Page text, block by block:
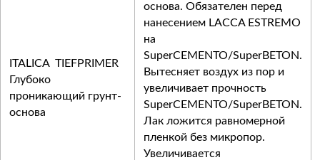
ITALICA TIEFPRIMER
Глубоко
проникающий грунт-
основа
основа. Обязателен перед
нанесением LACCA ESTREMO
на
SuperCEMENTO/SuperBETON.
Вытесняет воздух из пор и
увеличивает прочность
SuperCEMENTO/SuperBETON.
Лак ложится равномерной
пленкой без микропор.
Увеличивается